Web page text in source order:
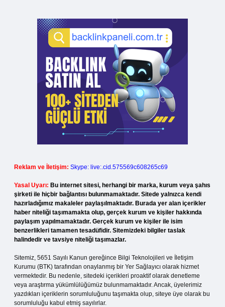
Reklam ve İletişim: Skype: live:.cid.575569c608265c69
Yasal Uyarı: Bu internet sitesi, herhangi bir marka, kurum veya şahıs
şirketi ile hiçbir bağlantısı bulunmamaktadır. Sitede yalnızca kendi
hazırladığımız makaleler paylaşılmaktadır. Burada yer alan içerikler
haber niteliği taşımamakta olup, gerçek kurum ve kişiler hakkında
paylaşım yapılmamaktadır. Gerçek kurum ve kişiler ile isim
benzerlikleri tamamen tesadüfidir. Sitemizdeki bilgiler taslak
halindedir ve tavsiye niteliği taşımazlar.
Sitemiz, 5651 Sayılı Kanun gereğince Bilgi Teknolojileri ve İletişim
Kurumu (BTK) tarafından onaylanmış bir Yer Sağlayıcı olarak hizmet
vermektedir. Bu nedenle, sitedeki içerikleri proaktif olarak denetleme
veya araştırma yükümlülüğümüz bulunmamaktadır. Ancak, üyelerimiz
yazdıkları içeriklerin sorumluluğunu taşımakta olup, siteye üye olarak bu
sorumluluğu kabul etmiş sayılırlar.